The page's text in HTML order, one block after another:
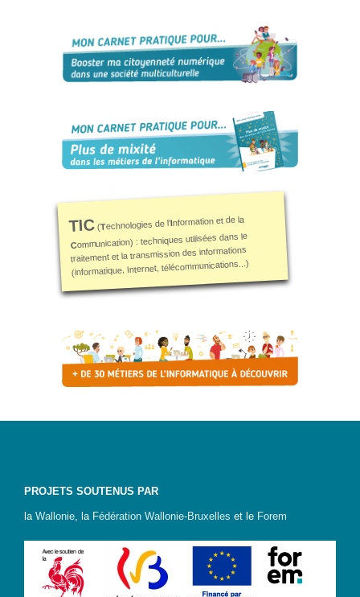
TIC(Technologies de l'Information et de la
Communication) : techniques utilisées dans le
traitement et la transmission des informations
(informatique, Internet, télécommunications...)
PROJETS SOUTENUS PAR
la Wallonie, la Fédération Wallonie-Bruxelles et le Forem
informatiques
d’accès
Newsletter